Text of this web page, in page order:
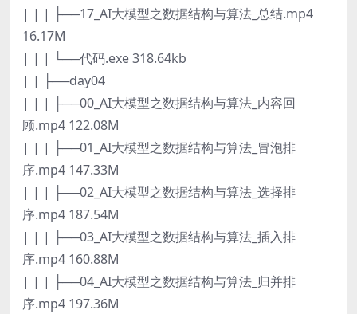
| | | ├──17_AI大模型之数据结构与算法_总结.mp4
16.17M
| | | └──代码.exe 318.64kb
| | ├──day04
| | | ├──00_AI大模型之数据结构与算法_内容回
顾.mp4 122.08M
| | | ├──01_AI大模型之数据结构与算法_冒泡排
序.mp4 147.33M
| | | ├──02_AI大模型之数据结构与算法_选择排
序.mp4 187.54M
| | | ├──03_AI大模型之数据结构与算法_插入排
序.mp4 160.88M
| | | ├──04_AI大模型之数据结构与算法_归并排
序.mp4 197.36M